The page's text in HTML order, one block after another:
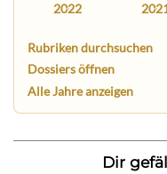
2022
Rubriken durchsuchen
Dossiers öffnen
Alle Jahre anzeigen
Dir